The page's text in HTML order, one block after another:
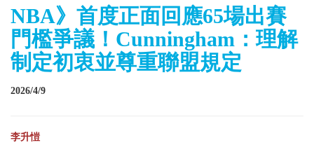
NBA》首度正面回應65場出賽
門檻爭議！Cunningham：理解
制定初衷並尊重聯盟規定
2026/4/9
李升愷